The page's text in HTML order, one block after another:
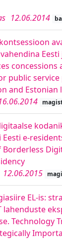
12.06.2014
public service
and Estonian
e-
Borderless
12.06.2015
EL-is:
lahenduste
Technology